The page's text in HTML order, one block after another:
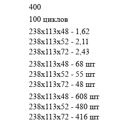
400
100 циклов
238х113х48 - 1,62
238х113х52 - 2,11
238х113х72 - 2,43
238х113х48 - 68 шт
238х113х52 - 55 шт
238х113х72 - 48 шт
238х113х48 - 608 шт
238х113х52 - 480 шт
238х113х72 - 416 шт